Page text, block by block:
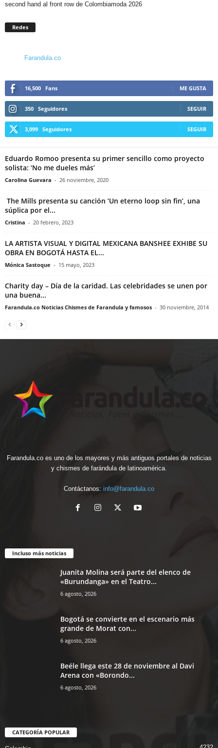
second hand al front row de Colombiamoda 2026
Redes
Farandula.co
16,500 Fans ME GUSTA
350 Seguidores SEGUIR
3,099 Seguidores SEGUIR
Eduardo Romoo presenta su primer sencillo como proyecto
solista: ‘No me dueles más’
Carolina Guevara - 26 noviembre, 2020
The Mills presenta su canción ‘Un eterno loop sin fin’, una
súplica por el...
Cristina - 20 febrero, 2023
LA ARTISTA VISUAL Y DIGITAL MEXICANA BANSHEE EXHIBE SU
OBRA EN BOGOTÁ HASTA EL...
Mónica Sastoque - 15 mayo, 2023
Charity day – Día de la caridad. Las celebridades se unen por
una buena...
Farandula.co Noticias Chismes de Farandula y famosos - 30 noviembre, 2014
Farandula.co es uno de los mayores y más antiguos portales de noticias
y chismes de farándula de latinoamérica.
Contáctanos: info@farandula.co
Incluso más noticias
Juanita Molina será parte del elenco de
«Burundanga» en el Teatro...
6 agosto, 2026
Bogotá se convierte en el escenario más
grande de Morat con...
6 agosto, 2026
Beéle llega este 28 de noviembre al Davi
Arena con «Borondo...
6 agosto, 2026
CATEGORÍA POPULAR